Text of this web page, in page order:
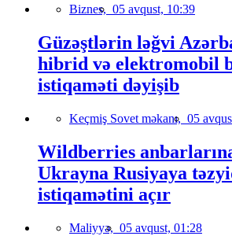
Biznes, 05 avqust, 10:39
Güzəştlərin ləğvi
hibrid və elektromobil
istiqaməti dəyişib
Keçmiş Sovet məkanı, 05
Wildberries
Ukrayna Rusiyaya
istiqamətini açır
Maliyyə, 05 avqust, 01:28